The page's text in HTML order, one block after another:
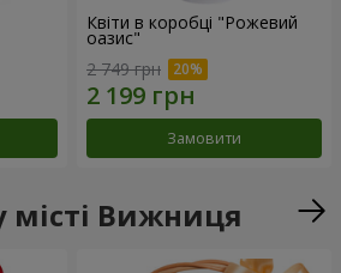
Квіти в коробці "Рожевий
оазис"
2 749 грн
Замовити
місті Вижниця